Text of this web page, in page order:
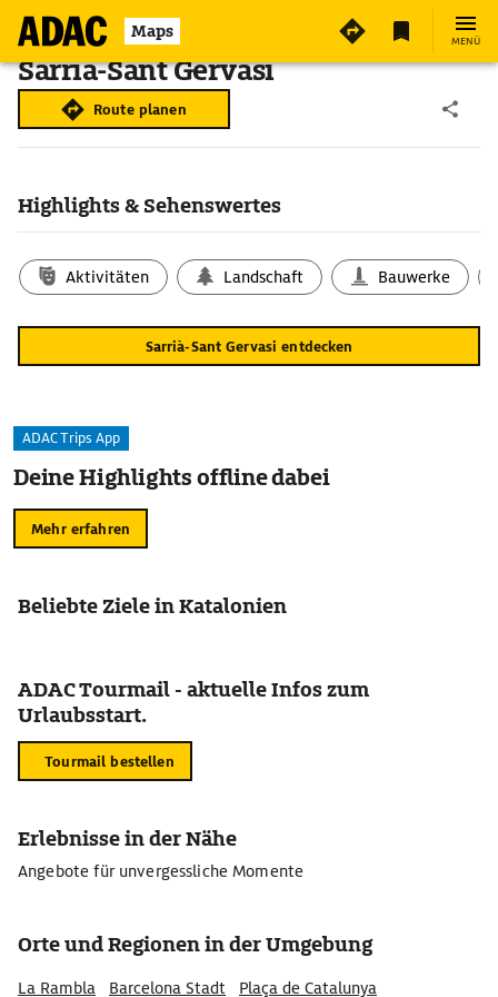
Maps MENÜ
Sarrià-Sant Gervasi
Route planen
Highlights & Sehenswertes
Aktivitäten Landschaft Bauwerke
Sarrià-Sant Gervasi entdecken
ADAC Trips App
Deine Highlights offline dabei
Mehr erfahren
Beliebte Ziele in Katalonien
ADAC Tourmail - aktuelle Infos zum
Urlaubsstart.
Tourmail bestellen
Erlebnisse in der Nähe
Angebote für unvergessliche Momente
Orte und Regionen in der Umgebung
La Rambla Barcelona Stadt Plaça de Catalunya